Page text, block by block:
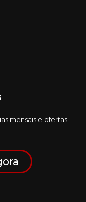
mensais e ofertas